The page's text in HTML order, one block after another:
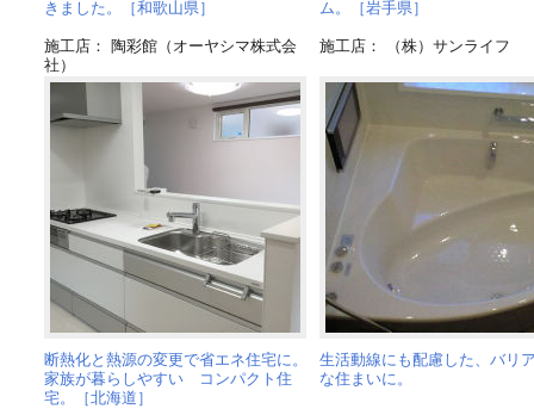
きました。［和歌山県］
施工店： 陶彩館（オーヤシマ株式会
社）
ム。［岩手県］
施工店： （株）サンライフ
断熱化と熱源の変更で省エネ住宅に。
家族が暮らしやすい コンパクト住
宅。［北海道］
生活動線にも配慮した、バリ
な住まいに。